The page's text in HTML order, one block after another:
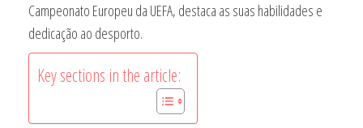
Campeonato Europeu da UEFA, destaca as suas habilidades e
dedicação ao desporto.
Key sections in the article: